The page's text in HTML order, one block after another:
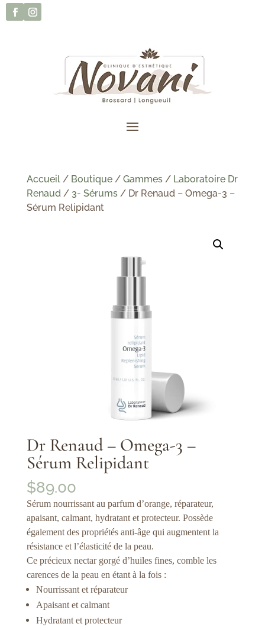
Accueil/ Boutique/ Gammes/ Laboratoire Dr
Renaud/ 3- Sérums/ Dr Renaud – Omega-3 –
Sérum Relipidant
Dr Renaud – Omega-3 –
Sérum Relipidant
$89.00
Sérum nourrissant au parfum d’orange, réparateur,
apaisant, calmant, hydratant et protecteur. Possède
également des propriétés anti-âge qui augmentent la
résistance et l’élasticité de la peau.
Ce précieux nectar gorgé d’huiles fines, comble les
carences de la peau en étant à la fois :
Nourrissant et réparateur
Apaisant et calmant
Hydratant et protecteur